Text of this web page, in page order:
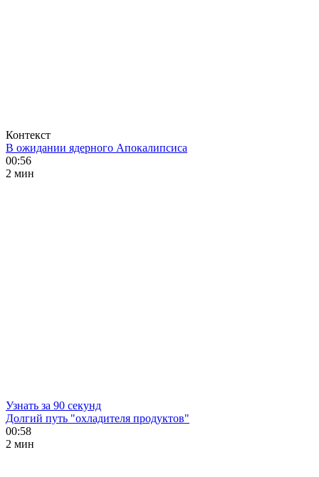
Контекст
В ожидании ядерного Апокалипсиса
00:56
2 мин
Узнать за 90 секунд
Долгий путь "охладителя продуктов"
00:58
2 мин